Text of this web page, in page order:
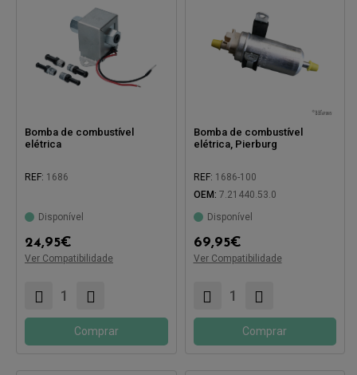
Bomba de combustível
elétrica
REF: 1686
Disponível
24,95€
Ver Compatibilidade
Comprar
Bomba de combustível
elétrica, Pierburg
REF: 1686-100
OEM: 7.21440.53.0
Disponível
69,95€
Ver Compatibilidade
Compatível com:
Comprar